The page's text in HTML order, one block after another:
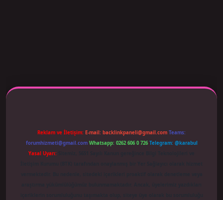
Reklam ve İletişim: E-mail: backlinkpaneli@gmail.com Teams:
forumhizmeti@gmail.com Whatsapp: 0262 606 0 726 Telegram: @karabul
Yasal Uyarı: